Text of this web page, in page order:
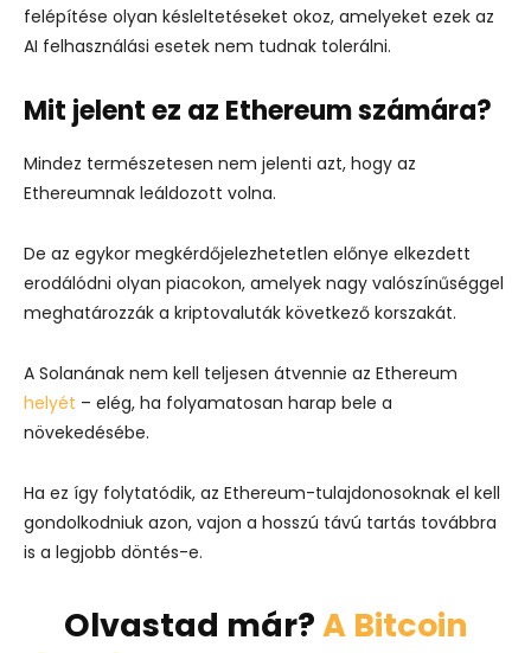
felépítése olyan késleltetéseket okoz, amelyeket ezek az
AI felhasználási esetek nem tudnak tolerálni.
Mit jelent ez az Ethereum számára?
Mindez természetesen nem jelenti azt, hogy az
Ethereumnak leáldozott volna.
De az egykor megkérdőjelezhetetlen előnye elkezdett
erodálódni olyan piacokon, amelyek nagy valószínűséggel
meghatározzák a kriptovaluták következő korszakát.
A Solanának nem kell teljesen átvennie az Ethereum
helyét – elég, ha folyamatosan harap bele a
növekedésébe.
Ha ez így folytatódik, az Ethereum-tulajdonosoknak el kell
gondolkodniuk azon, vajon a hosszú távú tartás továbbra
is a legjobb döntés-e.
Olvastad már?A Bitcoin